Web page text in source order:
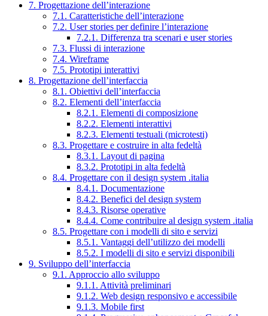
7. Progettazione dell’interazione
7.1. Caratteristiche dell’interazione
7.2. User stories per definire l’interazione
7.2.1. Differenza tra scenari e user stories
7.3. Flussi di interazione
7.4. Wireframe
7.5. Prototipi interattivi
8. Progettazione dell’interfaccia
8.1. Obiettivi dell’interfaccia
8.2. Elementi dell’interfaccia
8.2.1. Elementi di composizione
8.2.2. Elementi interattivi
8.2.3. Elementi testuali (microtesti)
8.3. Progettare e costruire in alta fedeltà
8.3.1. Layout di pagina
8.3.2. Prototipi in alta fedeltà
8.4. Progettare con il design system .italia
8.4.1. Documentazione
8.4.2. Benefici del design system
8.4.3. Risorse operative
8.4.4. Come contribuire al design system .italia
8.5. Progettare con i modelli di sito e servizi
8.5.1. Vantaggi dell’utilizzo dei modelli
8.5.2. I modelli di sito e servizi disponibili
9. Sviluppo dell’interfaccia
9.1. Approccio allo sviluppo
9.1.1. Attività preliminari
9.1.2. Web design responsivo e accessibile
9.1.3. Mobile first